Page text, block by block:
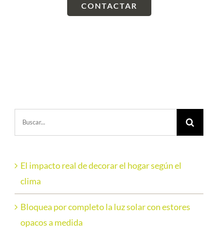
CONTACTAR
El impacto real de decorar el hogar según el
clima
Bloquea por completo la luz solar con estores
opacos a medida